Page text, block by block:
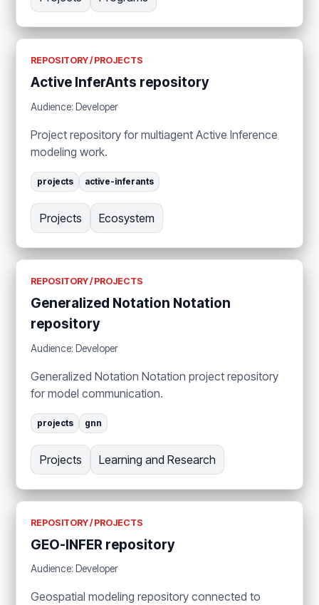
REPOSITORY / PROJECTS
Active InferAnts repository
Audience: Developer
Project repository for multiagent Active Inference
modeling work.
projects active-inferants
Projects Ecosystem
REPOSITORY / PROJECTS
Generalized Notation Notation
repository
Audience: Developer
Generalized Notation Notation project repository
for model communication.
projects gnn
Projects Learning and Research
REPOSITORY / PROJECTS
GEO-INFER repository
Audience: Developer
Geospatial modeling repository connected to